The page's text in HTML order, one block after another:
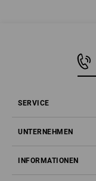
SERVICE
UNTERNEHMEN
INFORMATIONEN